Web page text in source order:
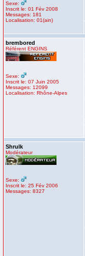
Sexe:
Inscrit le: 01 Fév 2008
Messages: 181
Localisation: 01(ain)
brembored
Référent ENGINS
Sexe:
Inscrit le: 07 Juin 2005
Messages: 12099
Localisation: Rhône-Alpes
Shrulk
Modérateur
Sexe:
Inscrit le: 25 Fév 2006
Messages: 8327